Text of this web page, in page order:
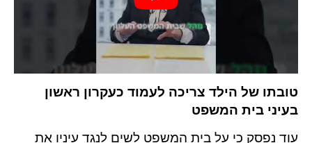
טובתו של הילד צריכה לעמוד כעקרון ראשון
בעיני בית המשפט
עוד נפסק כי על בית המשפט לשים לנגד עיניו את